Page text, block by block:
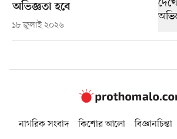
অভিজ্ঞতা হবে
১৮ জুলাই ২০২৬
নাগরিক সংবাদ কিশোর আলো বিজ্ঞানচিন্তা